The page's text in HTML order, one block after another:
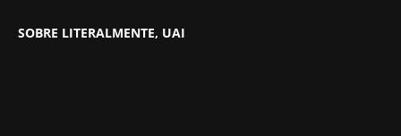
SOBRE LITERALMENTE, UAI